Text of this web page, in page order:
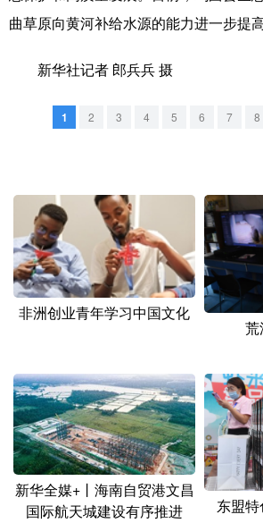
四川 贵州 云南
English Español
Русский язык 日本語
Deutsch Português
曲草原向黄河补给水源的能力进一步提高
新华社记者 郎兵兵 摄
1 2 3 4 5 6 7 8
非洲创业青年学习中国文化
荒
新华全媒+丨海南自贸港文昌
国际航天城建设有序推进
东盟